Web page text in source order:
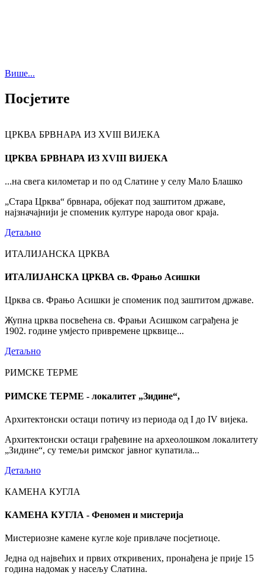
Више...
Посјетите
ЦРКВА БРВНАРА ИЗ XVIII ВИЈЕКА
ЦРКВА БРВНАРА ИЗ XVIII ВИЈЕКА
...на свега километар и по од Слатине у селу Мало Блашко
„Стара Црква“ брвнара, објекат под заштитом државе,
најзначајнији је споменик културе народа овог краја.
Детаљно
ИТАЛИЈАНСКА ЦРКВА
ИТАЛИЈАНСКА ЦРКВА св. Фрањо Асишки
Црква св. Фрањо Асишки је споменик под заштитом државе.
Жупна црква посвећена св. Фрањи Асишком саграђена је
1902. године умјесто привремене црквице...
Детаљно
РИМСКЕ ТЕРМЕ
РИМСКЕ ТЕРМЕ - локалитет „Зидине“,
Архитектонски остаци потичу из периода од I до IV вијека.
Архитектонски остаци грађевине на археолошком локалитету
„Зидине“, су темељи римског јавног купатила...
Детаљно
КАМЕНА КУГЛА
КАМЕНА КУГЛА - Феномен и мистерија
Мистериозне камене кугле које привлаче посјетиоце.
Једна од највећих и првих откривених, пронађена је прије 15
година надомак у насељу Слатина.